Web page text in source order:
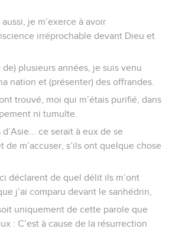
je m’exerce à avoir
irréprochable devant Dieu et
plusieurs années, je suis venu
nation et (présenter) des offrandes.
trouvé, moi qui m’étais purifié, dans
ni tumulte.
ce serait à eux de se
de m’accuser, s’ils ont quelque chose
déclarent de quel délit ils m’ont
j’ai comparu devant le sanhédrin,
uniquement de cette parole que
: C’est à cause de la résurrection